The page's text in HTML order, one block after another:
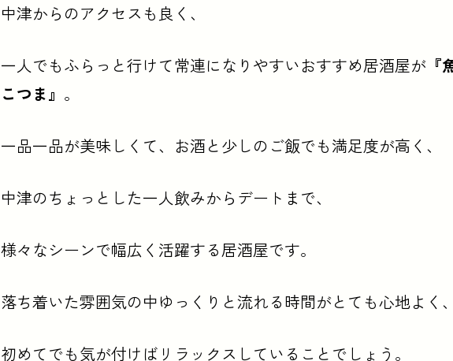
中津からのアクセスも良く、
一人でもふらっと行けて常連になりやすいおすすめ居酒屋が
こつま』 。
一品一品が美味しくて、お酒と少しのご飯でも満足度が高く、
中津のちょっとした一人飲みからデートまで、
様々なシーンで幅広く活躍する居酒屋です。
落ち着いた雰囲気の中ゆっくりと流れる時間がとても心地よく、
初めてでも気が付けばリラックスしていることでしょう。